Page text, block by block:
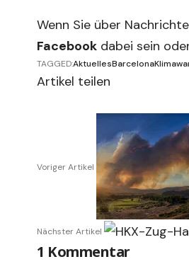
Wenn Sie über
Facebook dabei sein
TAGGED:AktuellesBarcelona
Artikel teilen
Voriger Artikel
Nächster Artikel
1 Kommentar